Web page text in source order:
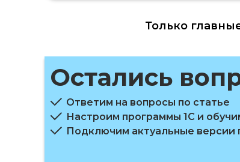
Только
Остались
Ответим на вопросы по статье
Настроим программы 1С и
Подключим актуальные версии